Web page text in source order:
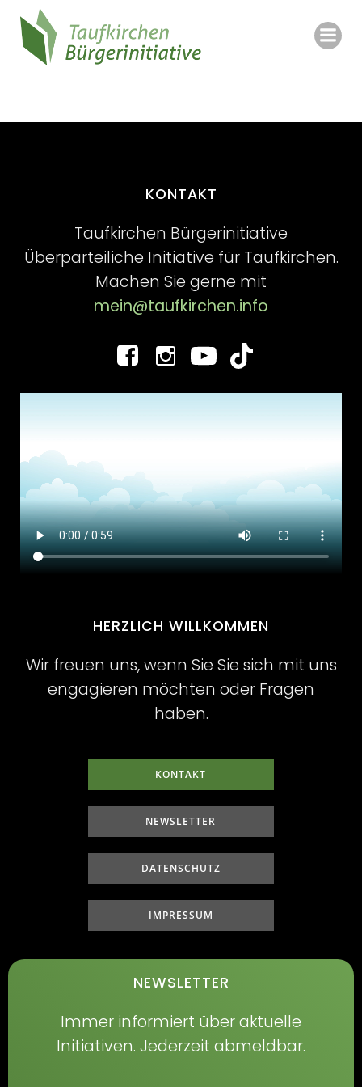
springen
KONTAKT
Taufkirchen Bürgerinitiative
Überparteiliche Initiative für Taufkirchen.
Machen Sie gerne mit
mein@taufkirchen.info
HERZLICH WILLKOMMEN
Wir freuen uns, wenn Sie Sie sich mit uns
engagieren möchten oder Fragen
haben.
KONTAKT
NEWSLETTER
DATENSCHUTZ
IMPRESSUM
NEWSLETTER
Immer informiert über aktuelle
Initiativen. Jederzeit abmeldbar.